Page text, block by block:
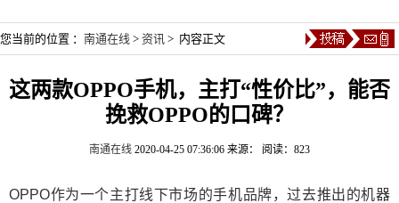
您当前的位置 ： 南通在线 > 资讯 > 内容正文
这两款OPPO手机，主打“性价比”，能否
挽救OPPO的口碑？
南通在线 2020-04-25 07:36:06 来源： 阅读：823
OPPO作为一个主打线下市场的手机品牌，过去推出的机器